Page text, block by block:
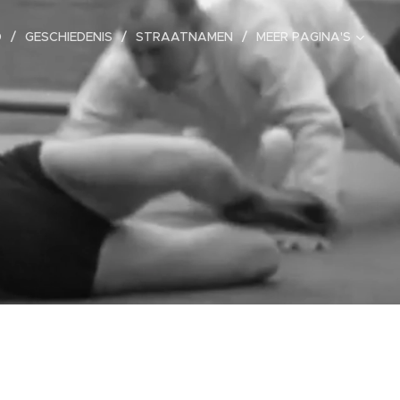
GESCHIEDENIS STRAATNAMEN MEER PAGINA'S